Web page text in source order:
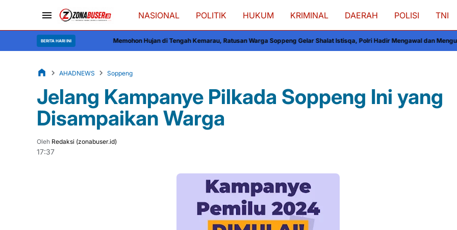
NASIONAL POLITIK HUKUM KRIMINAL DAERAH POLISI TNI
BERITA HARI INI
Memohon Hujan di Tengah Kemarau, Ratusan Warga Soppeng Gelar Shalat Istisqa, Polri Hadir Mengawal dan Menguatkan Kebersamaan
AHADNEWS Soppeng
Jelang Kampanye Pilkada Soppeng Ini yang
Disampaikan Warga
Oleh Redaksi (zonabuser.id)
17:37